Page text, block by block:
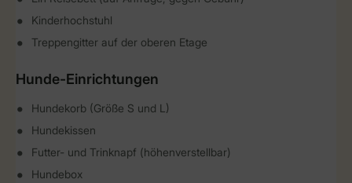
Kinderhochstuhl
Treppengitter auf der oberen Etage
Hunde-Einrichtungen
Hundekorb (Größe S und L)
Hundekissen
Futter- und Trinknapf (höhenverstellbar)
Hundebox